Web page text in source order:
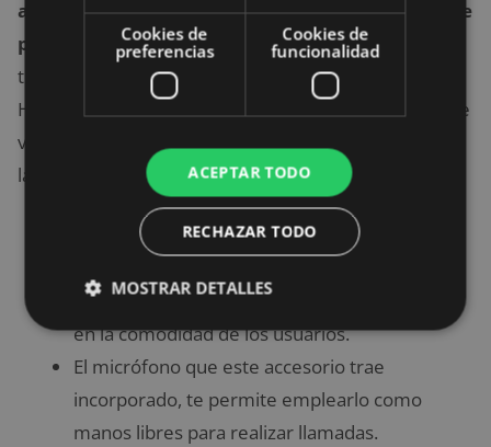
auriculares bluetoothpor menos de 30 euros que
puedes comprar. Sin embargo, no podíamos
terminar sin mencionar los fantásticos cascos Mpow
H7 inalámbricos. Entre algunas de la gran cantidad de
ventajas que te ofrece este dispositivo, encontrarás
las siguientes:
Se caracterizan por ser auriculares que
diseñados de manera ergonómica, pensando
en la comodidad de los usuarios.
El micrófono que este accesorio trae
incorporado, te permite emplearlo como
manos libres para realizar llamadas.
Cookies de
preferencias
Cookies de
funcionalidad
ACEPTAR TODO
RECHAZAR TODO
MOSTRAR DETALLES